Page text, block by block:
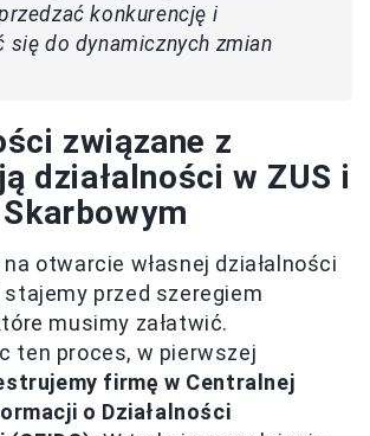
konkurencję i
się do dynamicznych zmian
związane z
działalności w ZUS i
otwarcie własnej działalności
stajemy przed szeregiem
musimy załatwić.
ten proces, w pierwszej
firmę w Centralnej
o Działalności